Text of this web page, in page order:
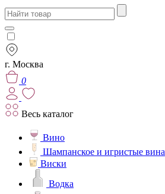
г. Москва
0
Весь каталог
Вино
Шампанское и игристые вина
Виски
Водка